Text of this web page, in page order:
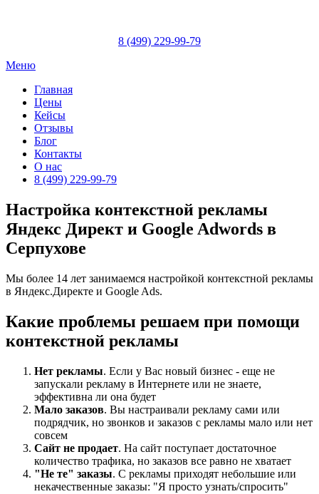
8 (499) 229-99-79
Меню
Главная
Цены
Кейсы
Отзывы
Блог
Контакты
О нас
8 (499) 229-99-79
Настройка контекстной рекламы
Яндекс Директ и Google Adwords в
Серпухове
Мы более 14 лет занимаемся настройкой контекстной рекламы
в Яндекс.Директе и Google Ads.
Какие проблемы решаем при помощи
контекстной рекламы
Нет рекламы. Если у Вас новый бизнес - еще не
запускали рекламу в Интернете или не знаете,
эффективна ли она будет
Мало заказов. Вы настраивали рекламу сами или
подрядчик, но звонков и заказов с рекламы мало или нет
совсем
Сайт не продает. На сайт поступает достаточное
количество трафика, но заказов все равно не хватает
"Не те" заказы. С рекламы приходят небольшие или
некачественные заказы: "Я просто узнать/спросить"